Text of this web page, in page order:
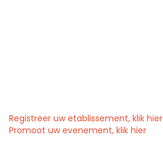
Registreer uw etablissement, klik hier
Promoot uw evenement, klik hier